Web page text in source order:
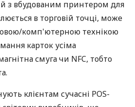
з вбудованим принтером для
в торговій точці, може
комп'ютерною технікою
карток усіма
смуга чи NFC, тобто
клієнтам сучасні POS-